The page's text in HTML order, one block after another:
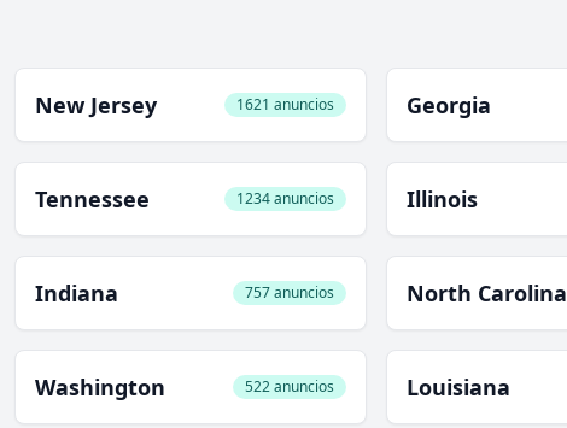
New Jersey 1621 anuncios Georgia
Tennessee 1234 anuncios Illinois
Indiana 757 anuncios North Carolina
Washington 522 anuncios Louisiana